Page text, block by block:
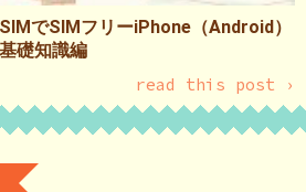
でSIMフリーiPhone（Android）
礎知識編
read this post ›